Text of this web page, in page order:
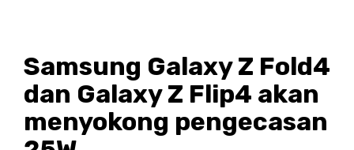
Samsung Galaxy Z Fold4
dan Galaxy Z Flip4 akan
menyokong pengecasan